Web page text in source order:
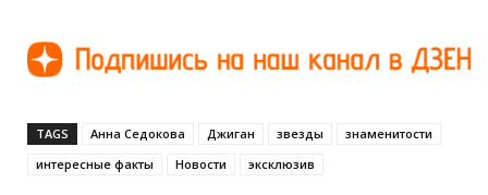
TAGS Анна Седокова Джиган звезды
знаменитости
интересные факты
Новости эксклюзив